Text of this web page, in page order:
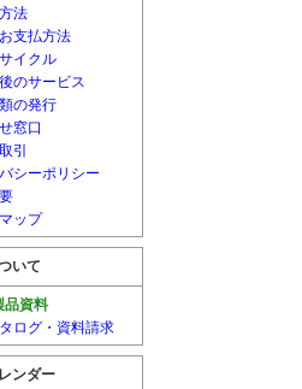
法
支払方法
イクル
のサービス
の発行
窓口
引
シーポリシー
ップ
いて
品資料
ログ・資料請求
ンダー